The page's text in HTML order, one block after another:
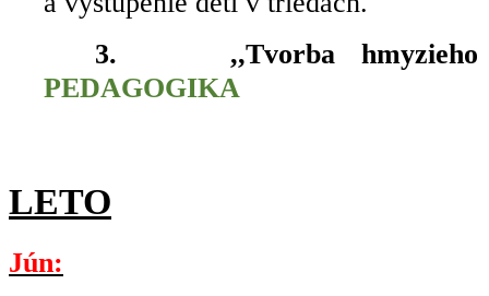
3.
,,Tvorba
PEDAGOGIKA
LETO
Jún: